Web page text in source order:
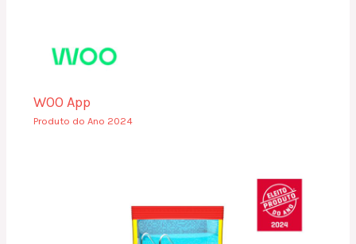
WOO App
Produto do Ano 2024